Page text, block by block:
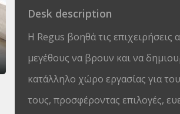
Desk description
Η Regus βοηθά τις επιχειρήσεις
μεγέθους να βρουν και να
κατάλληλο χώρο εργασίας για
τους, προσφέροντας επιλογές,